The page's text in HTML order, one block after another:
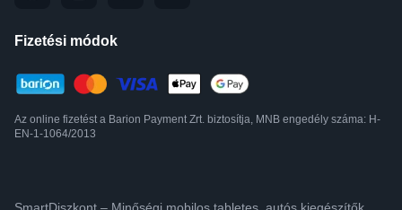
Fizetési módok
Az online fizetést a Barion Payment Zrt. biztosítja, MNB engedély száma: H-
EN-1-1064/2013